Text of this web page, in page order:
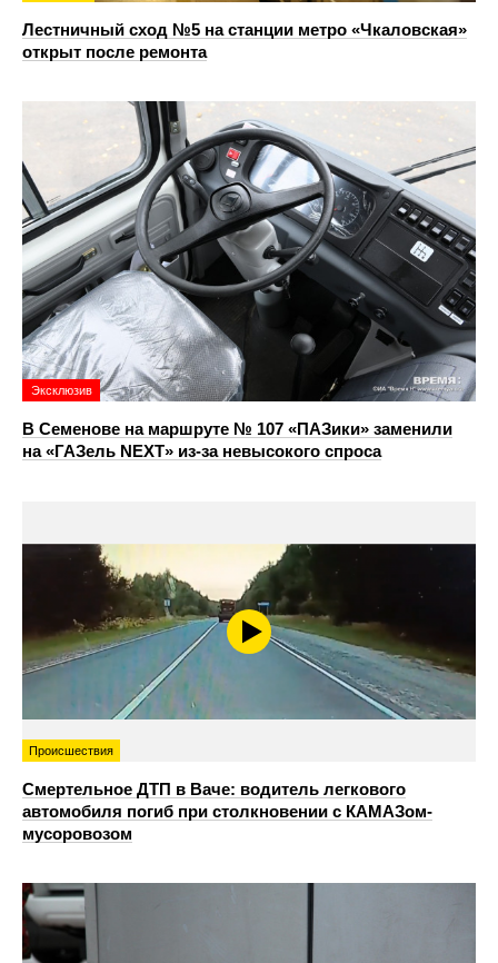
Лестничный сход №5 на станции метро «Чкаловская»
открыт после ремонта
Эксклюзив
В Семенове на маршруте № 107 «ПАЗики» заменили
на «ГАЗель NEXT» из‑за невысокого спроса
Происшествия
Смертельное ДТП в Ваче: водитель легкового
автомобиля погиб при столкновении с КАМАЗом-
мусоровозом